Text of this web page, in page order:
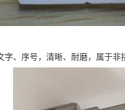
、序号，清晰、耐磨，属于非